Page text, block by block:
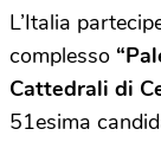
L’Italia
complesso
Cattedrali di
51esima